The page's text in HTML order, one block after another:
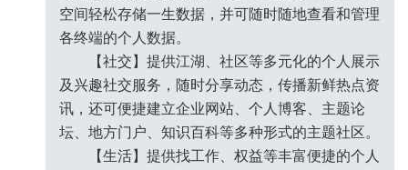
空间轻松存储一生数据，并可随时随地查看和管理
各终端的个人数据。
【社交】提供江湖、社区等多元化的个人展示
及兴趣社交服务，随时分享动态，传播新鲜热点资
讯，还可便捷建立企业网站、个人博客、主题论
坛、地方门户、知识百科等多种形式的主题社区。
【生活】提供找工作、权益等丰富便捷的个人